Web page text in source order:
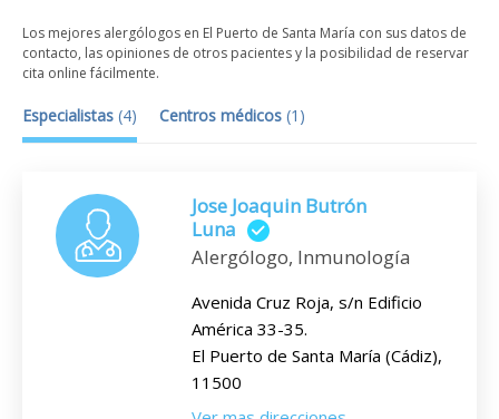
Los mejores alergólogos en El Puerto de Santa María con sus datos de
contacto, las opiniones de otros pacientes y la posibilidad de reservar
cita online fácilmente.
Especialistas (4) Centros médicos (1 )
Jose Joaquin Butrón
Luna
Alergólogo, Inmunología
Avenida Cruz Roja, s/n Edificio
América 33-35.
El Puerto de Santa María (Cádiz),
11500